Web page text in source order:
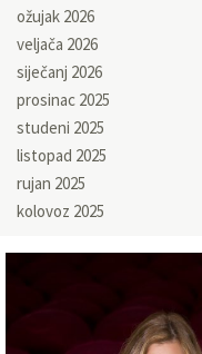
ožujak 2026
veljača 2026
siječanj 2026
prosinac 2025
studeni 2025
listopad 2025
rujan 2025
kolovoz 2025